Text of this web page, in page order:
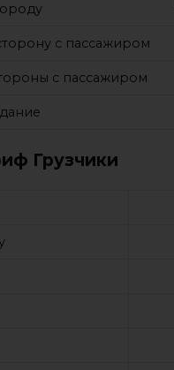
с пассажиром
с пассажиром
Грузчики